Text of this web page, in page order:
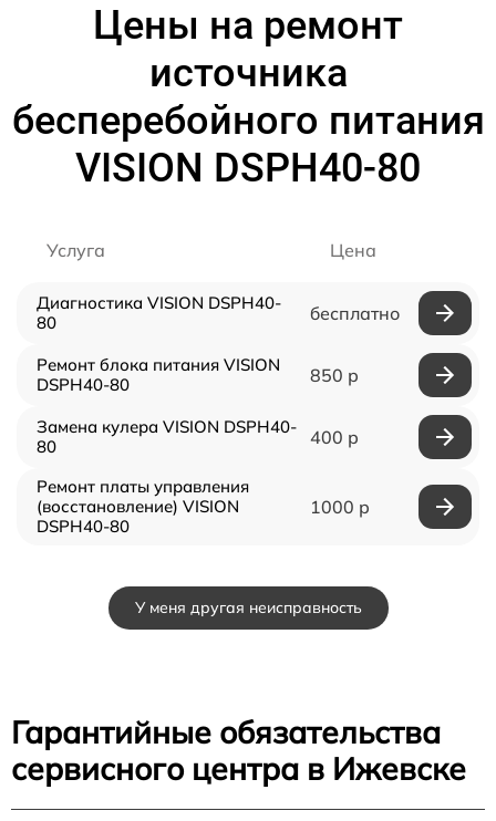
Цены на ремонт
источника
бесперебойного питания
VISION DSPH40-80
Услуга Цена
Диагностика VISION DSPH40-
80
бесплатно
Ремонт блока питания VISION
DSPH40-80
850 р
Замена кулера VISION DSPH40-
80
400 р
Ремонт платы управления
(восстановление) VISION
DSPH40-80
1000 р
У меня другая неисправность
Гарантийные обязательства
сервисного центра в Ижевске